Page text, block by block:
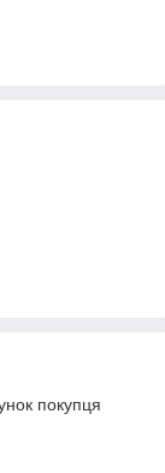
покупця